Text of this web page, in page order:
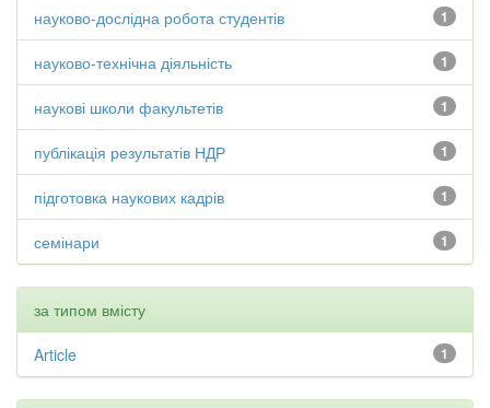
1
науково-дослідна робота студентів
1
науково-технічна діяльність
1
наукові школи факультетів
1
публікація результатів НДР
1
підготовка наукових кадрів
1
семінари
за типом вмісту
1
Article